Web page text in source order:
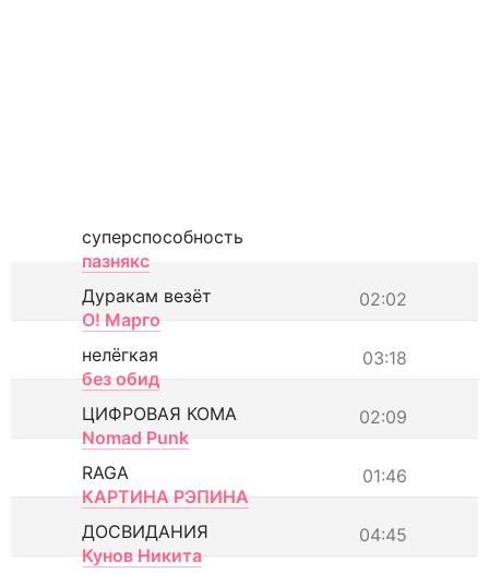
суперспособность
пазнякс
02:02
Дуракам везёт
О! Марго
03:18
нелёгкая
без обид
02:09
ЦИФРОВАЯ КОМА
Nomad Punk
01:46
RAGA
КАРТИНА РЭПИНА
04:45
ДОСВИДАНИЯ
Кунов Никита